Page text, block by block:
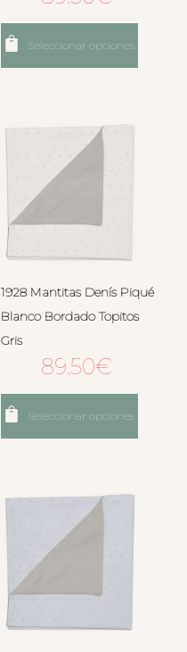
Seleccionar opciones
1928 Mantitas Denís Piqué
Blanco Bordado Topitos
Gris
89.50€
Seleccionar opciones